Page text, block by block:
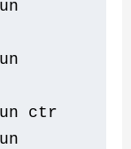
ctr